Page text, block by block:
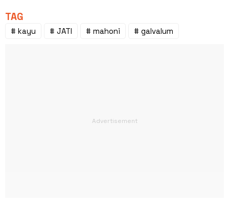
TAG
# kayu # JATI # mahoni # galvalum